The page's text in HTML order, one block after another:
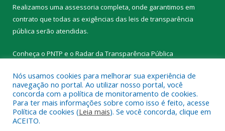
Realizamos uma assessoria completa, onde garantimos em
contrato que todas as exigências das leis de transparência
pública serão atendidas.
Conheça o PNTP e o Radar da Transparência Pública
Todos os direitos reservados a Prefeitura Municipal de Novo
Progresso.
Nós usamos cookies para melhorar sua experiência de
navegação no portal. Ao utilizar nosso portal, você
concorda com a política de monitoramento de cookies.
Para ter mais informações sobre como isso é feito, acesse
Política de cookies (Leia mais). Se você concorda, clique em
ACEITO.